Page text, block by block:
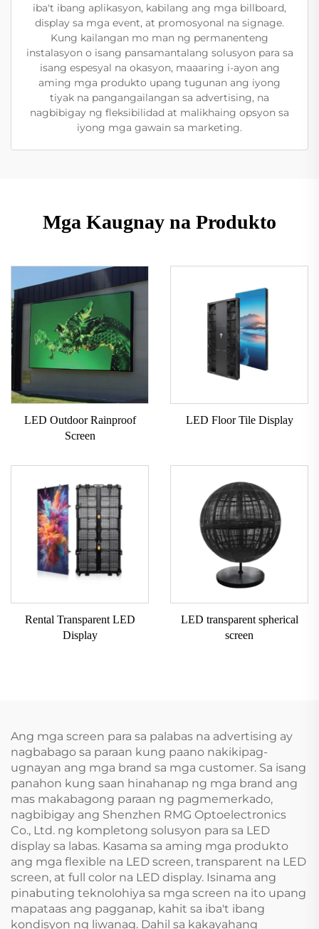
iba't ibang aplikasyon, kabilang ang mga billboard,
display sa mga event, at promosyonal na signage.
Kung kailangan mo man ng permanenteng
instalasyon o isang pansamantalang solusyon para sa
isang espesyal na okasyon, maaaring i-ayon ang
aming mga produkto upang tugunan ang iyong
tiyak na pangangailangan sa advertising, na
nagbibigay ng fleksibilidad at malikhaing opsyon sa
iyong mga gawain sa marketing.
Mga Kaugnay na Produkto
LED Outdoor Rainproof
Screen
LED Floor Tile Display
Rental Transparent LED
Display
LED transparent spherical
screen
Ang mga screen para sa palabas na advertising ay
nagbabago sa paraan kung paano nakikipag-
ugnayan ang mga brand sa mga customer. Sa isang
panahon kung saan hinahanap ng mga brand ang
mas makabagong paraan ng pagmemerkado,
nagbibigay ang Shenzhen RMG Optoelectronics
Co., Ltd. ng kompletong solusyon para sa LED
display sa labas. Kasama sa aming mga produkto
ang mga flexible na LED screen, transparent na LED
screen, at full color na LED display. Isinama ang
pinabuting teknolohiya sa mga screen na ito upang
mapataas ang pagganap, kahit sa iba't ibang
kondisyon ng liwanag. Dahil sa kakayahang